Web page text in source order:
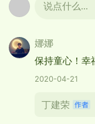
这二位笑得如此
说点什么...
娜娜
保持童心！幸
2020-04-21
丁建荣